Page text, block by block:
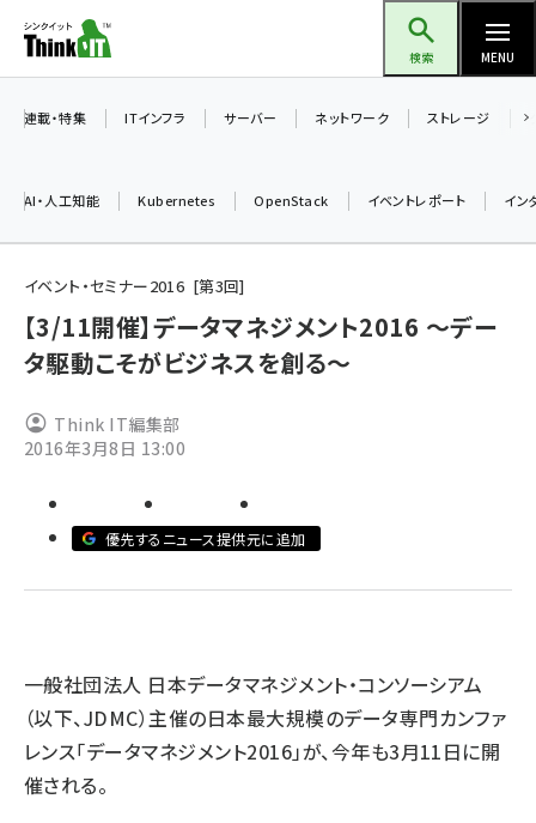
ン
ツ
検索 MENU
加藤銘のチーム貢献～仲間と築いた勝利の絆～ (2325)
iot女子会 (2290)
drupal (1963)
abc123 (1367)
連載・特集 ITインフラ サーバー ネットワーク ストレージ
AI・人工知能 Kubernetes OpenStack イベントレポート イン
イベント・セミナー2016 第3回
【3/11開催】データマネジメント2016 ～デー
タ駆動こそがビジネスを創る～
Think IT編集部
2016年3月8日 13:00
優先するニュース提供元に追加
一般社団法人 日本データマネジメント・コンソーシアム
（以下、JDMC）主催の日本最大規模のデータ専門カンファ
レンス「データマネジメント2016」が、今年も3月11日に開
催される。